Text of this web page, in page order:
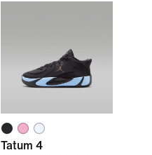
Tatum 4